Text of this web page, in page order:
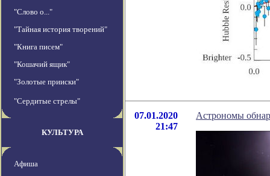
"Слово о..."
"Тайная история творений"
"Книга писем"
"Кошачий ящик"
"Золотые прииски"
"Сердитые стрелы"
КУЛЬТУРА
Афиша
07.01.2020
21:47
Астрономы